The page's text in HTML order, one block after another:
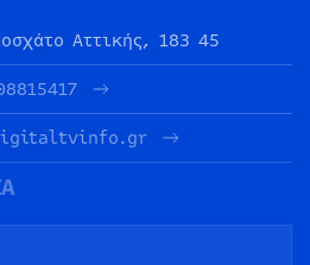
Αττικής, 183 45